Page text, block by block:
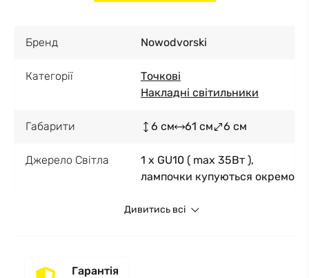
Бренд Nowodvorski
Категорії
Точкові
Накладні світильники
Габарити 6 см 61 см 6 см
Джерело Світла
1 x GU10 ( max 35Вт ),
лампочки купуються окремо
Дивитись всі
Гарантія